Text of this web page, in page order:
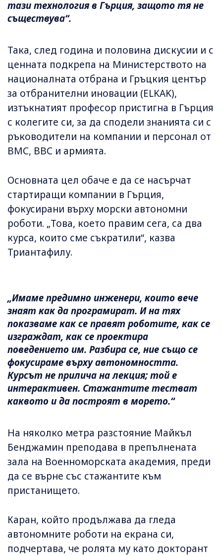
тази технология в Гърция, защото тя не
съществува“.
Така, след година и половина дискусии и с
ценната подкрепа на Министерството на
националната отбрана и Гръцкия център
за отбранителни иновации (ELKAK),
изтъкнатият професор пристигна в Гърция
с колегите си, за да сподели знанията си с
ръководители на компании и персонал от
ВМС, ВВС и армията.
Основната цел обаче е да се насърчат
стартиращи компании в Гърция,
фокусирани върху морски автономни
роботи. „Това, което правим сега, са два
курса, които сме съкратили“, казва
Триантафилу.
„Имаме предимно инженери, които вече
знаят как да програмират. И на тях
показваме как се правят роботите, как се
изграждат, как се проектира
поведението им. Разбира се, ние също се
фокусираме върху автономността.
Курсът не прилича на лекция; той е
интерактивен. Стажантите тестват
каквото и да построят в морето.“
На няколко метра разстояние Майкъл
Бенджамин преподава в препълнената
зала на Военноморската академия, преди
да се върне със стажантите към
пристанището.
Каран, който продължава да гледа
автономните роботи на екрана си,
подчертава, че ролята му като докторант